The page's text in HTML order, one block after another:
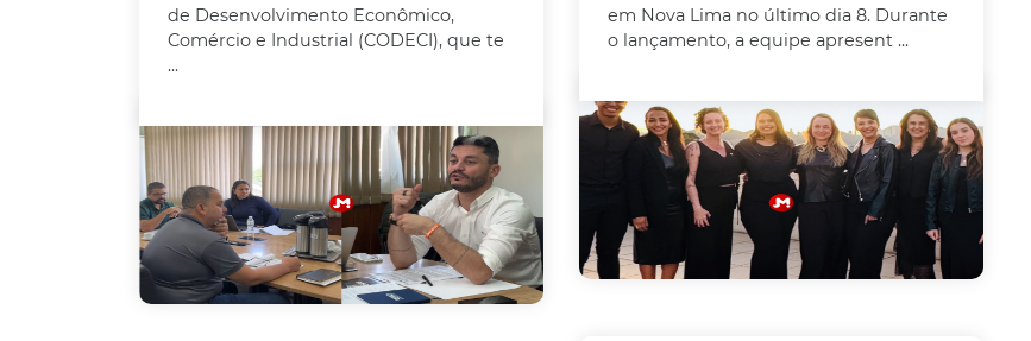
de Desenvolvimento Econômico,
Comércio e Industrial (CODECI), que te
...
em Nova Lima no último dia 8. Durante
o lançamento, a equipe apresent ...